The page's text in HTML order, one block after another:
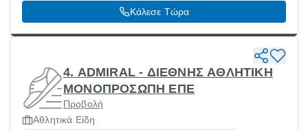
Κάλεσε Τώρα
4. ADMIRAL - ΔΙΕΘΝΗΣ ΑΘΛΗΤΙΚΗ
ΜΟΝΟΠΡΟΣΩΠΗ ΕΠΕ
Προβολή
Αθλητικά Είδη